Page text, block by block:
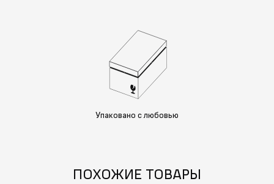
Упаковано с любовью
ПОХОЖИЕ ТОВАРЫ